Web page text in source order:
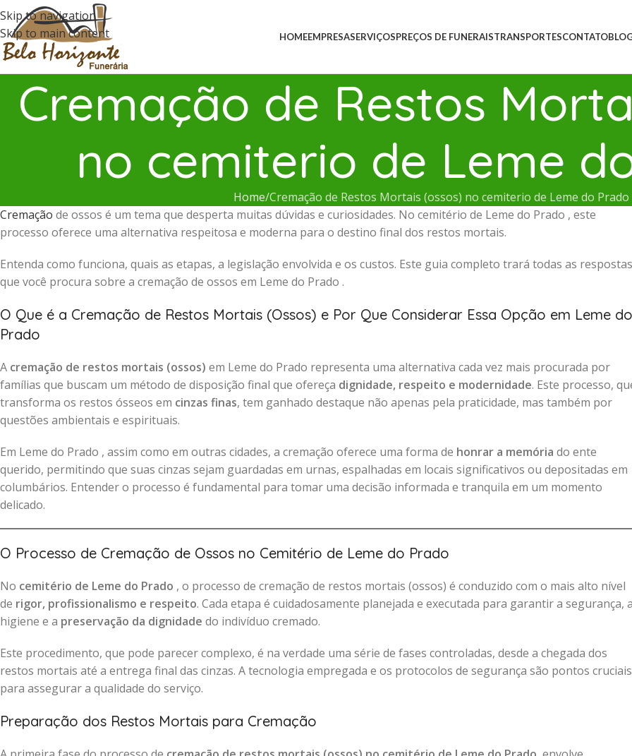
Skip to navigation
Skip to main content
HOMEEMPRESASERVIÇOSPREÇOS DE FUNERAISTRANSPORTESCONTATO
Cremação de Restos
no cemiterio de Leme
Home Cremação de Restos Mortais (ossos) no cemiterio de Leme do Prado
Cremação de ossos é um tema que desperta muitas dúvidas e curiosidades. No cemitério de Leme do Prado , este
processo oferece uma alternativa respeitosa e moderna para o destino final dos restos mortais.
Entenda como funciona, quais as etapas, a legislação envolvida e os custos. Este guia completo trará todas as respostas
que você procura sobre a cremação de ossos em Leme do Prado .
O Que é a Cremação de Restos Mortais (Ossos) e Por Que Considerar Essa Opção em Leme do
Prado
A cremação de restos mortais (ossos) em Leme do Prado representa uma alternativa cada vez mais procurada por
famílias que buscam um método de disposição final que ofereça dignidade, respeito e modernidade. Este processo,
transforma os restos ósseos em cinzas finas, tem ganhado destaque não apenas pela praticidade, mas também por
questões ambientais e espirituais.
Em Leme do Prado , assim como em outras cidades, a cremação oferece uma forma de honrar a memória do ente
querido, permitindo que suas cinzas sejam guardadas em urnas, espalhadas em locais significativos ou depositadas em
columbários. Entender o processo é fundamental para tomar uma decisão informada e tranquila em um momento
delicado.
O Processo de Cremação de Ossos no Cemitério de Leme do Prado
No cemitério de Leme do Prado , o processo de cremação de restos mortais (ossos) é conduzido com o mais alto nível
de rigor, profissionalismo e respeito. Cada etapa é cuidadosamente planejada e executada para garantir a segurança,
higiene e a preservação da dignidade do indivíduo cremado.
Este procedimento, que pode parecer complexo, é na verdade uma série de fases controladas, desde a chegada dos
restos mortais até a entrega final das cinzas. A tecnologia empregada e os protocolos de segurança são pontos cruciais
para assegurar a qualidade do serviço.
Preparação dos Restos Mortais para Cremação